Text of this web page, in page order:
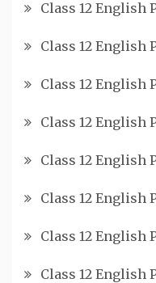
Class 12 English
Class 12 English
Class 12 English
Class 12 English
Class 12 English
Class 12 English
Class 12 English
Class 12 English